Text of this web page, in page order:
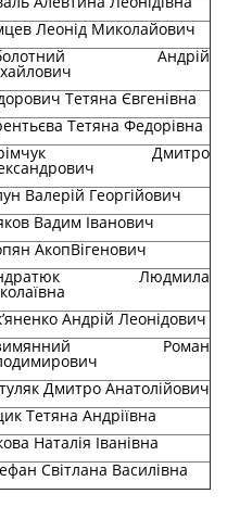
Леонід Миколайович
Андрій
Тетяна Євгенівна
Тетяна Федорівна
Дмитро
Валерій Георгійович
Вадим Іванович
АкопВігенович
Людмила
Андрій Леонідович
Роман
Дмитро Анатолійович
Тетяна Андріївна
Наталія Іванівна
Світлана Василівна